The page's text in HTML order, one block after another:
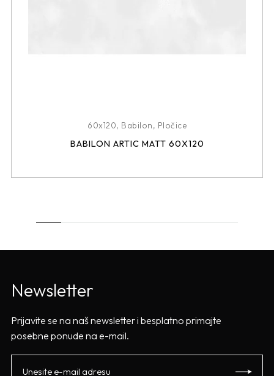
60x120, Babilon, Pločice
BABILON ARTIC MATT 60X120
Newsletter
Prijavite se na naš newsletter i besplatno primajte
posebne ponude na e-mail.